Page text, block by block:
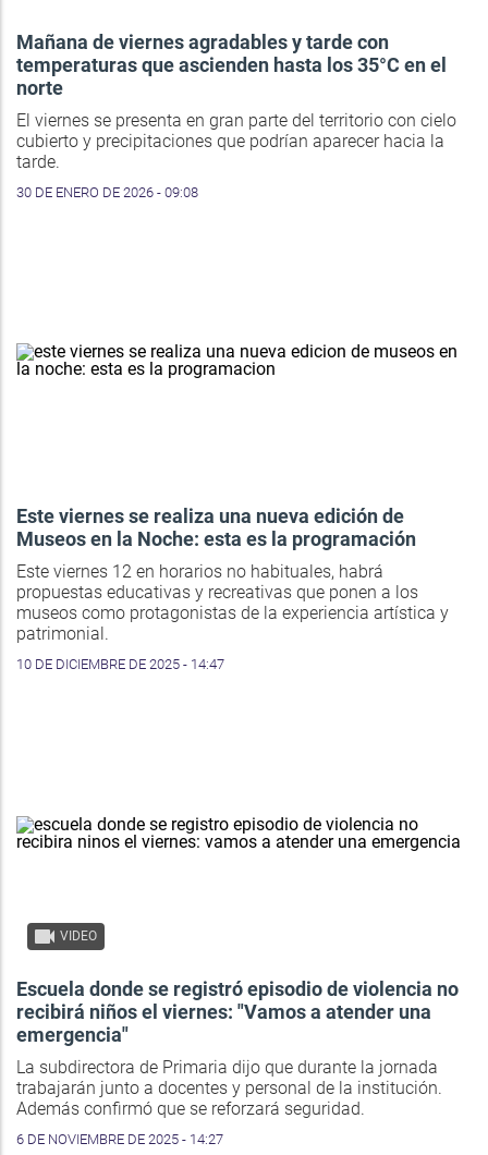
Mañana de viernes agradables y tarde con
temperaturas que ascienden hasta los 35°C en el
norte
El viernes se presenta en gran parte del territorio con cielo
cubierto y precipitaciones que podrían aparecer hacia la
tarde.
30 DE ENERO DE 2026 - 09:08
Este viernes se realiza una nueva edición de
Museos en la Noche: esta es la programación
Este viernes 12 en horarios no habituales, habrá
propuestas educativas y recreativas que ponen a los
museos como protagonistas de la experiencia artística y
patrimonial.
10 DE DICIEMBRE DE 2025 - 14:47
VIDEO
Escuela donde se registró episodio de violencia no
recibirá niños el viernes: "Vamos a atender una
emergencia"
La subdirectora de Primaria dijo que durante la jornada
trabajarán junto a docentes y personal de la institución.
Además confirmó que se reforzará seguridad.
6 DE NOVIEMBRE DE 2025 - 14:27